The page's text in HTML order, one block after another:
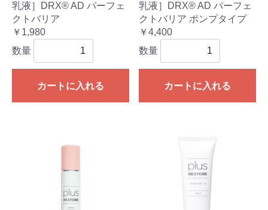
乳液］DRX®︎ AD パーフェ
クトバリア
￥1,980
数量
カートに入れる
乳液］DRX®︎ AD パーフェ
クトバリア ポンプタイプ
￥4,400
数量
カートに入れる